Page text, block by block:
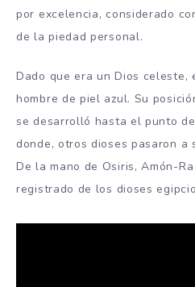
por excelencia, considerado
de la piedad personal.
Dado que era un Dios celeste,
hombre de piel azul.​ Su
se desarrolló hasta el punto
donde, otros dioses pasaron a
De la mano de Osiris, Amón-
registrado de los dioses